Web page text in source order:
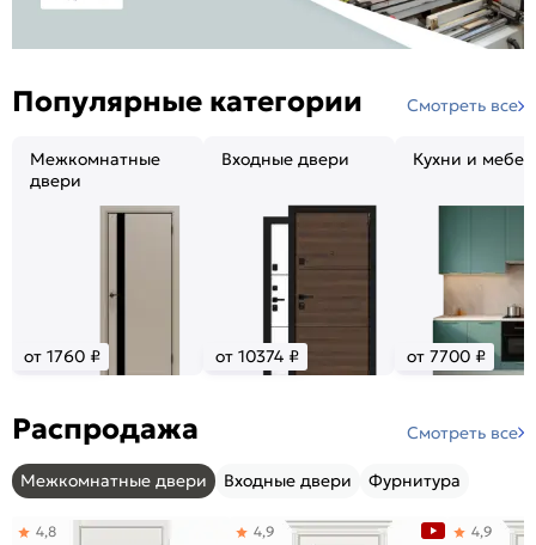
Популярные категории Смотреть все
Межкомнатные
двери
от 1760 ₽
Входные двери
от 10374 ₽
Кухни и
от 7700 ₽
Распродажа Смотреть все
Межкомнатные двери Входные двери Фурнитура
4,8 4,9 4,9